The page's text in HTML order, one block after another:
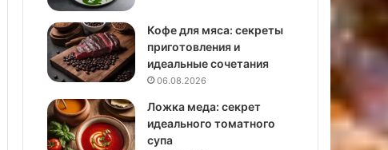
Кофе для мяса: секреты
приготовления и
идеальные сочетания
06.08.2026
Ложка меда: секрет
идеального томатного
супа